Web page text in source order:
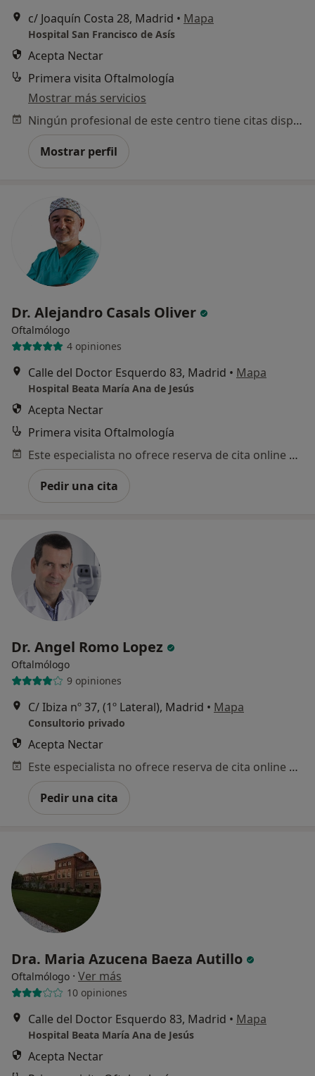
c/ Joaquín Costa 28, Madrid • Mapa
Hospital San Francisco de Asís
Acepta Nectar
Primera visita Oftalmología
Mostrar más servicios
Ningún profesional de este centro tiene citas disponibles
Mostrar perfil
Dr. Alejandro Casals Oliver
Oftalmólogo
4 opiniones
Calle del Doctor Esquerdo 83, Madrid • Mapa
Hospital Beata María Ana de Jesús
Acepta Nectar
Primera visita Oftalmología
Este especialista no ofrece reserva de cita online en esta dirección.
Pedir una cita
Dr. Angel Romo Lopez
Oftalmólogo
9 opiniones
C/ Ibiza nº 37, (1º Lateral), Madrid • Mapa
Consultorio privado
Acepta Nectar
Este especialista no ofrece reserva de cita online en esta dirección.
Pedir una cita
Dra. Maria Azucena Baeza Autillo
Oftalmólogo · Ver más
10 opiniones
Calle del Doctor Esquerdo 83, Madrid • Mapa
Hospital Beata María Ana de Jesús
Acepta Nectar